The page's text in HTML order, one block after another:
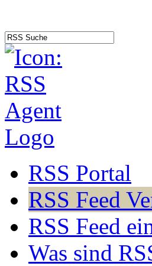
RSS Portal
RSS Feed
RSS Feed
Was sind